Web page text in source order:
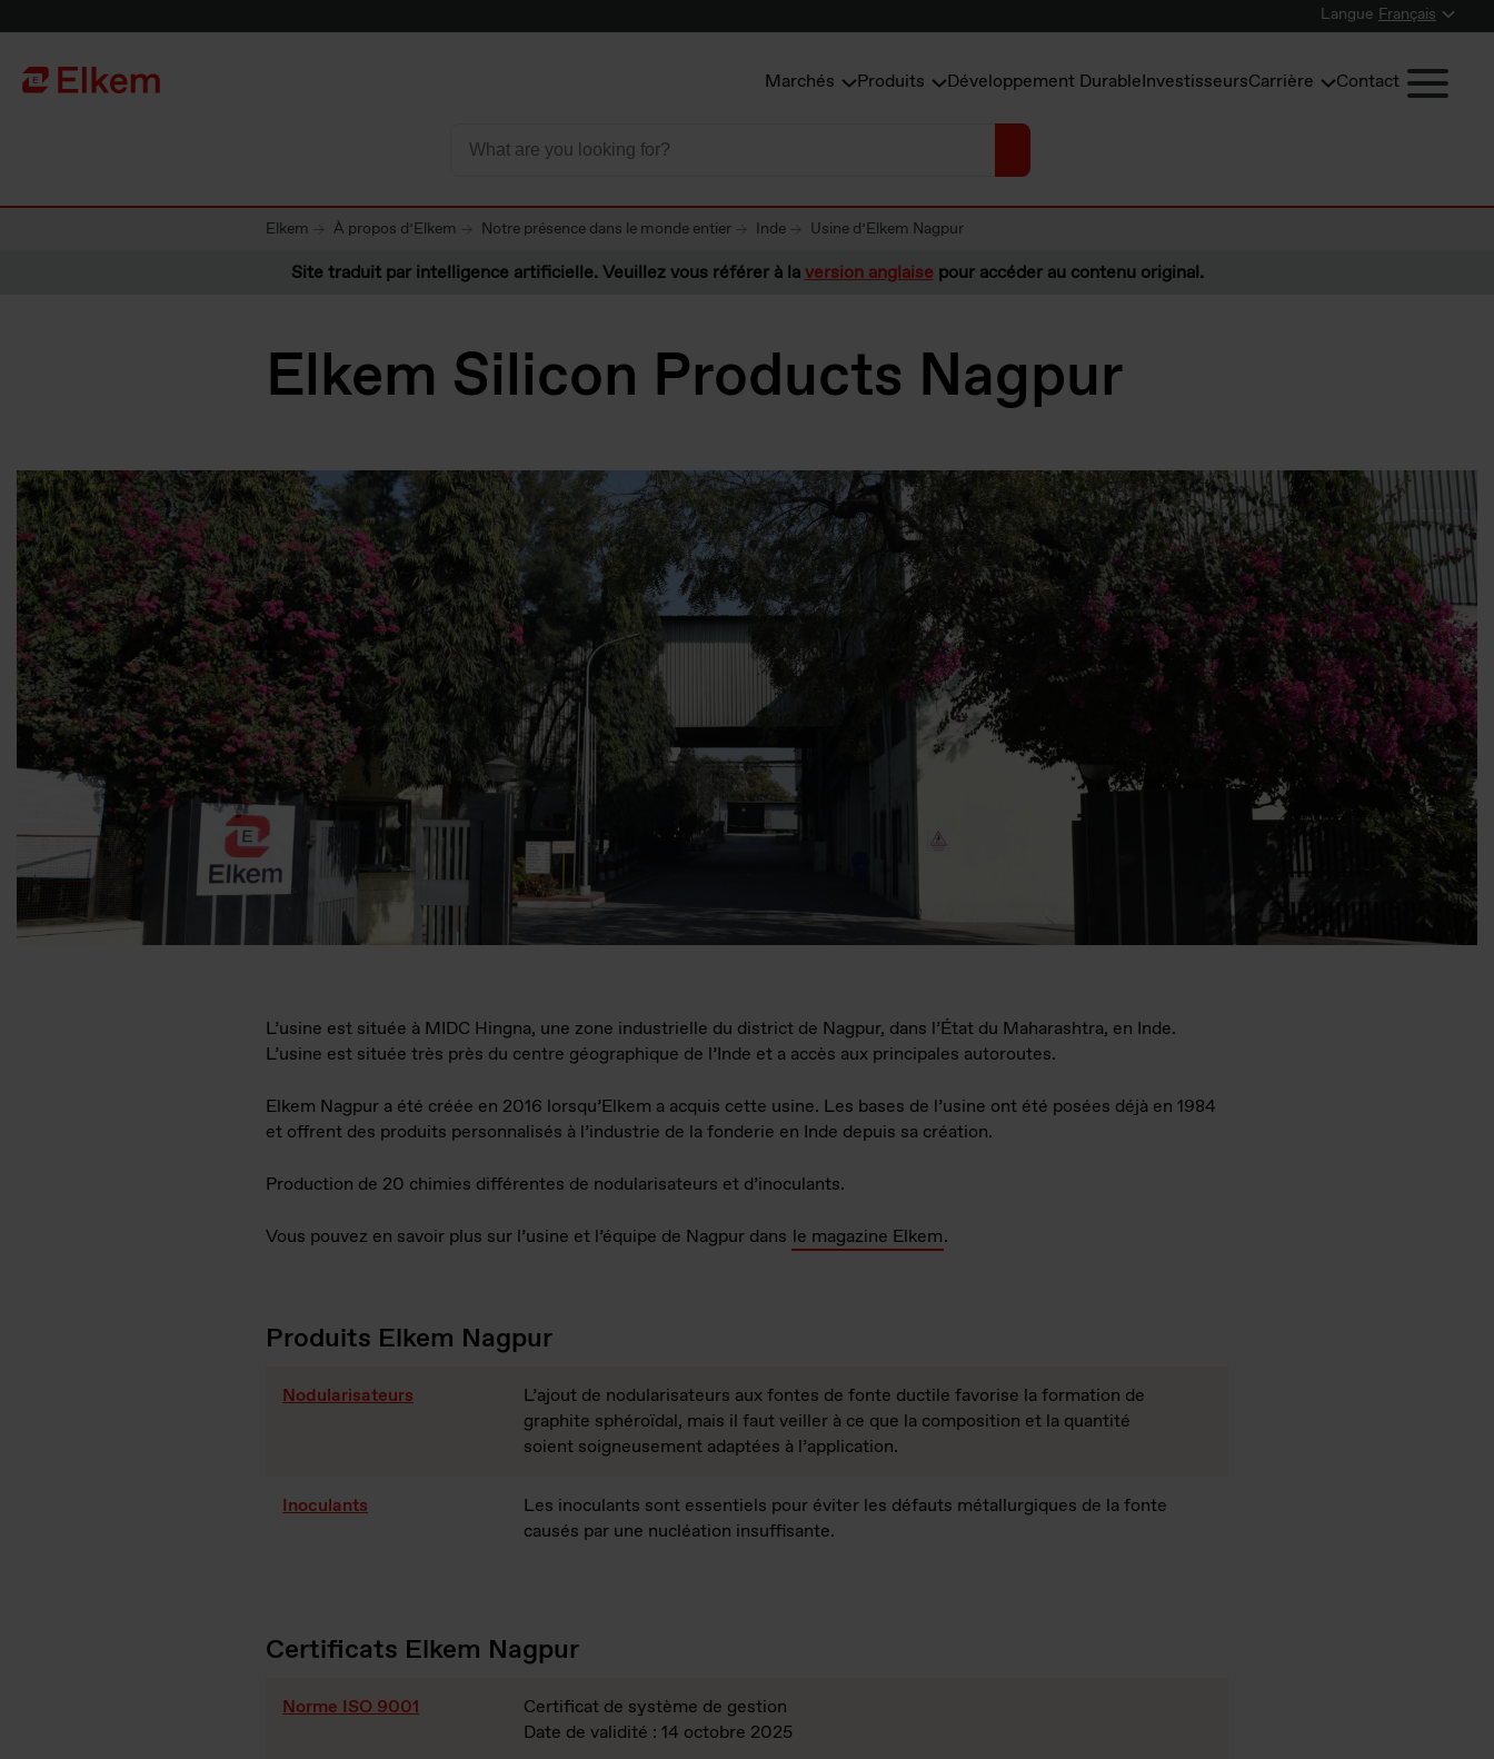
Langue Français
Vers la page d'accueil Marchés Produits Développement DurableInvestisseursCarrière Contact
Elkem À propos d’Elkem Notre présence dans le monde entier Inde Usine d’Elkem Nagpur
Site traduit par intelligence artificielle. Veuillez vous référer à laversion anglaise pour accéder au contenu original.
Elkem Silicon Products Nagpur
L’usine est située à MIDC Hingna, une zone industrielle du district de Nagpur, dans l’État du Maharashtra, en Inde.
L’usine est située très près du centre géographique de l’Inde et a accès aux principales autoroutes.
Elkem Nagpur a été créée en 2016 lorsqu’Elkem a acquis cette usine. Les bases de l’usine ont été posées déjà en 1984
et offrent des produits personnalisés à l’industrie de la fonderie en Inde depuis sa création.
Production de 20 chimies différentes de nodularisateurs et d’inoculants.
Vous pouvez en savoir plus sur l’usine et l’équipe de Nagpur dans le magazine Elkem.
Produits Elkem Nagpur
Nodularisateurs
L’ajout de nodularisateurs aux fontes de fonte ductile favorise la formation de
graphite sphéroïdal, mais il faut veiller à ce que la composition et la quantité
soient soigneusement adaptées à l’application.
Inoculants
Les inoculants sont essentiels pour éviter les défauts métallurgiques de la fonte
causés par une nucléation insuffisante.
Certificats Elkem Nagpur
Norme ISO 9001
Certificat de système de gestion
Date de validité : 14 octobre 2025